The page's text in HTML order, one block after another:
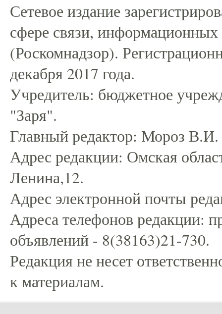
Сетевое издание
сфере связи,
(Роскомнадзор).
декабря 2017 года.
Учредитель: бюджетное
"Заря".
Главный редактор: Мороз В.И.
Адрес редакции: Омская
Ленина,12.
Адрес электронной почты
Адреса телефонов редакции:
объявлений - 8(38163)21-730.
Редакция не несет
к материалам.